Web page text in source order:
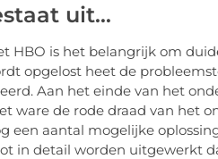
uit…
HBO is het belangrijk om
opgelost heet de
Aan het einde van het
ware de rode draad van het
een aantal mogelijke
in detail worden uitgewerkt